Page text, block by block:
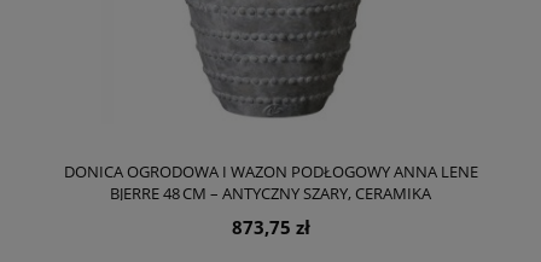
DONICA OGRODOWA I WAZON PODŁOGOWY ANNA LENE
BJERRE 48 CM – ANTYCZNY SZARY, CERAMIKA
873,75 zł